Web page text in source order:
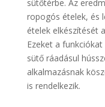
sütőtérbe. Az
ropogós ételek, és
ételek elkészítését
Ezeket a funkciókat
sütő ráadásul
alkalmazásnak
is rendelkezik.